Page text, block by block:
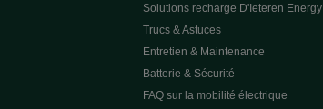
Solutions recharge D'Ieteren Energy
Trucs & Astuces
Entretien & Maintenance
Batterie & Sécurité
FAQ sur la mobilité électrique